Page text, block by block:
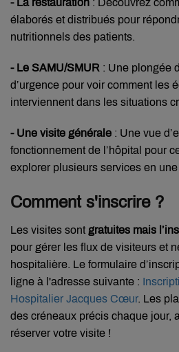
- La restauration : Découvrez
élaborés et distribués pour
nutritionnels des patients.
- Le SAMU/SMUR : Une plongée
d’urgence pour voir comment les
interviennent dans les situations
- Une visite générale : Une vue
fonctionnement de l’hôpital pour
explorer plusieurs services en
Comment s'inscrire ?
Les visites sont gratuites mais
pour gérer les flux de visiteurs et
hospitalière. Le formulaire
ligne à l'adresse suivante :
Hospitalier Jacques Cœur. Les
des créneaux précis chaque jour,
réserver votre visite !